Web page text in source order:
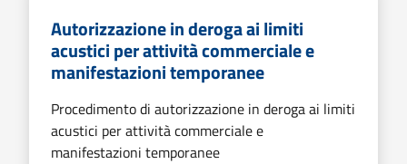
Autorizzazione in deroga ai limiti
acustici per attività commerciale e
manifestazioni temporanee
Procedimento di autorizzazione in deroga ai limiti
acustici per attività commerciale e
manifestazioni temporanee